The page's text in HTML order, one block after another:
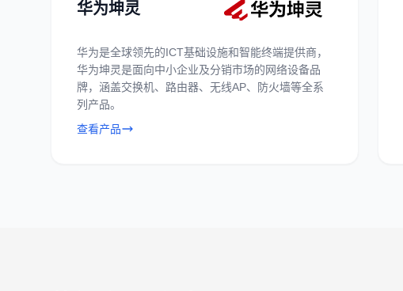
华为坤灵
华为是全球领先的ICT基础设施和智能终端提供商，
华为坤灵是面向中小企业及分销市场的网络设备品
牌，涵盖交换机、路由器、无线AP、防火墙等全系
列产品。
查看产品